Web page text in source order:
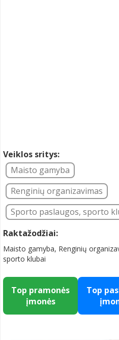
Veiklos sritys:
Maisto gamyba
Renginių organizavimas
Sporto paslaugos, sporto
Raktažodžiai:
Maisto gamyba, Renginių
sporto klubai
Top pramonės
įmonės
Top